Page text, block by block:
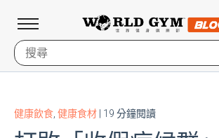
健康飲食 健康食材 | 19 分鐘閱讀